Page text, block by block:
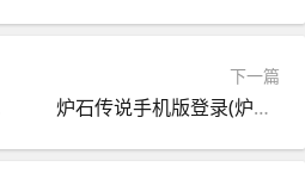
下一篇
炉石传说手机版登录(炉石传说手机版登录不上)